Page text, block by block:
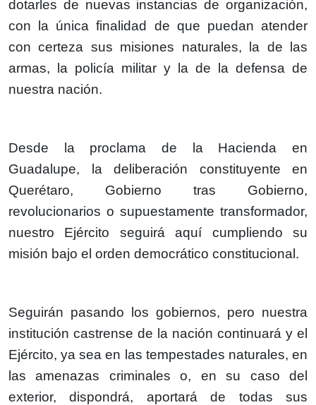
dotarles de nuevas instancias de organización,
con la única finalidad de que puedan atender
con certeza sus misiones naturales, la de las
armas, la policía militar y la de la defensa de
nuestra nación.
Desde la proclama de la Hacienda en
Guadalupe, la deliberación constituyente en
Querétaro, Gobierno tras Gobierno,
revolucionarios o supuestamente transformador,
nuestro Ejército seguirá aquí cumpliendo su
misión bajo el orden democrático constitucional.
Seguirán pasando los gobiernos, pero nuestra
institución castrense de la nación continuará y el
Ejército, ya sea en las tempestades naturales, en
las amenazas criminales o, en su caso del
exterior, dispondrá, aportará de todas sus